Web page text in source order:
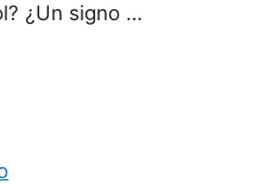
¿Un signo …